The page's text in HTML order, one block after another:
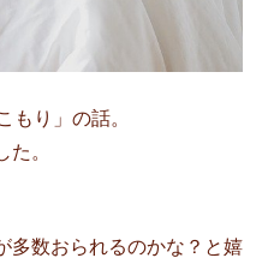
もり」の話。
。
多数おられるのかな？と嬉